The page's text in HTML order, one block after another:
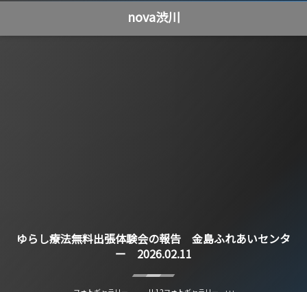
nova渋川
ゆらし療法無料出張体験会の報告 金島ふれあいセンタ
ー 2026.02.11